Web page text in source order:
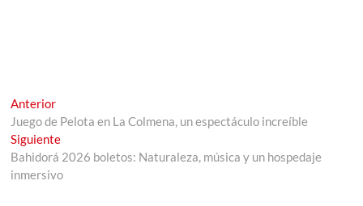
Navegación
de
entradas
AnteriorEntrada
anterior:
Juego de Pelota en La Colmena, un espectáculo increíble
SiguienteEntrada
siguiente:
Bahidorá 2026 boletos: Naturaleza, música y un hospedaje
inmersivo